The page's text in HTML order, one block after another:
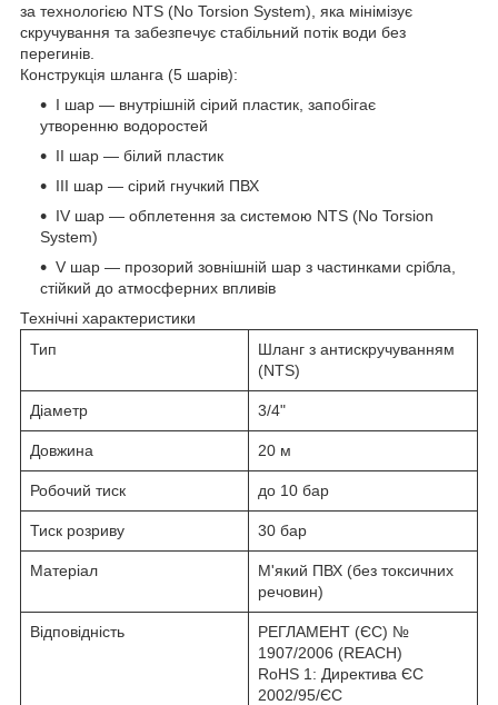
за технологією NTS (No Torsion System), яка мінімізує
скручування та забезпечує стабільний потік води без
перегинів.
Конструкція шланга (5 шарів):
I шар — внутрішній сірий пластик, запобігає
утворенню водоростей
II шар — білий пластик
III шар — сірий гнучкий ПВХ
IV шар — обплетення за системою NTS (No Torsion
System)
V шар — прозорий зовнішній шар з частинками срібла,
стійкий до атмосферних впливів
Технічні характеристики
Тип
Шланг з антискручуванням
(NTS)
Діаметр 3/4"
Довжина 20 м
Робочий тиск до 10 бар
Тиск розриву 30 бар
Матеріал
М'який ПВХ (без токсичних
речовин)
Відповідність
РЕГЛАМЕНТ (ЄС) №
1907/2006 (REACH)
RoHS 1: Директива ЄС
2002/95/ЄС